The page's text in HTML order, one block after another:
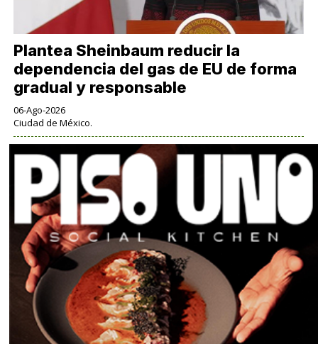
Plantea Sheinbaum reducir la
dependencia del gas de EU de forma
gradual y responsable
06-Ago-2026
Ciudad de México.